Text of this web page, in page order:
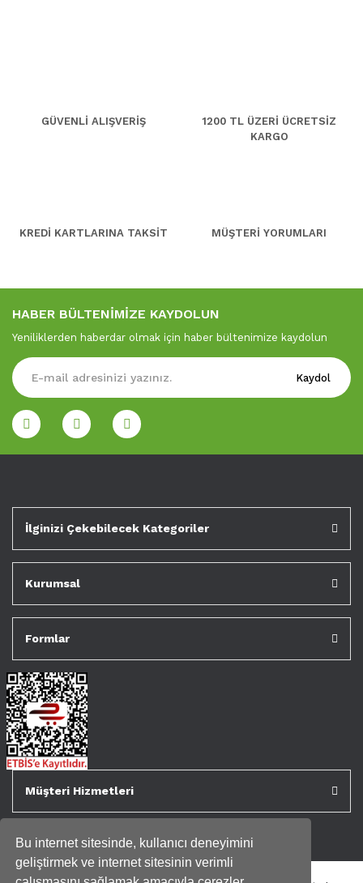
Bu internet sitesinde, kullanıcı deneyimini
geliştirmek ve internet sitesinin verimli
GÜVENLİ ALIŞVERİŞ
1200 TL ÜZERİ ÜCRETSİZ
KARGO
KREDİ KARTLARINA TAKSİT MÜŞTERİ YORUMLARI
HABER BÜLTENİMİZE KAYDOLUN
Yeniliklerden haberdar olmak için haber bültenimize kaydolun
Kaydol
İlginizi Çekebilecek Kategoriler
Kurumsal
Formlar
Müşteri Hizmetleri